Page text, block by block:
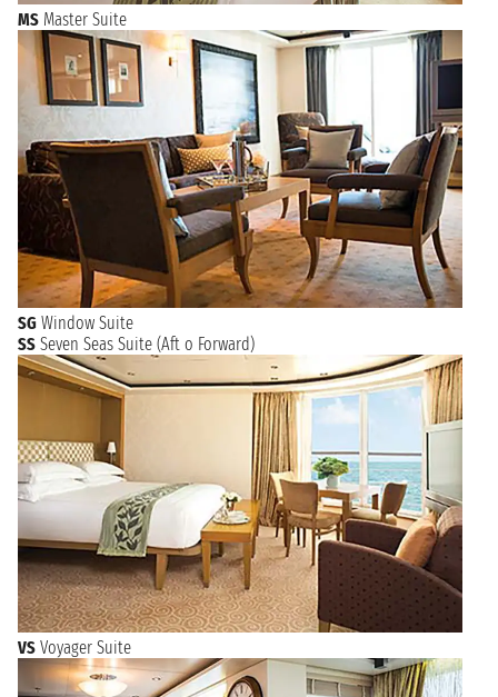
MS Master Suite
SG Window Suite
SS Seven Seas Suite (Aft o Forward)
VS Voyager Suite